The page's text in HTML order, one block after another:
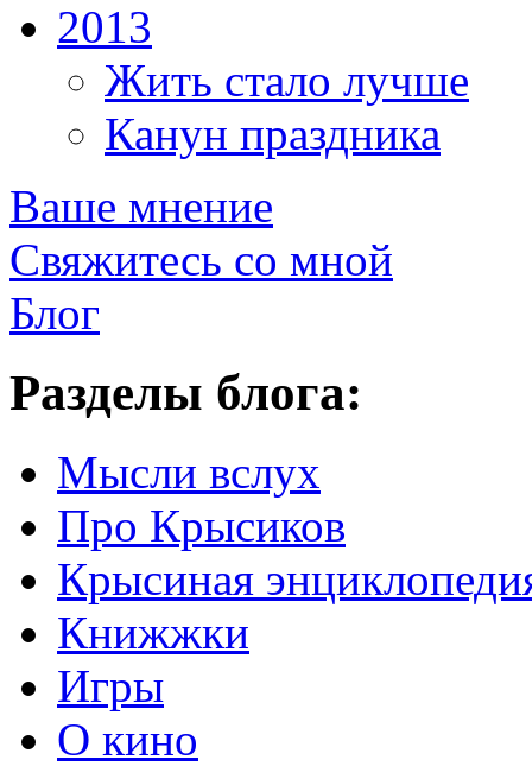
2013
Жить стало лучше
Канун праздника
Ваше мнение
Свяжитесь со мной
Блог
Разделы блога:
Мысли вслух
Про Крысиков
Крысиная
Книжжки
Игры
О кино